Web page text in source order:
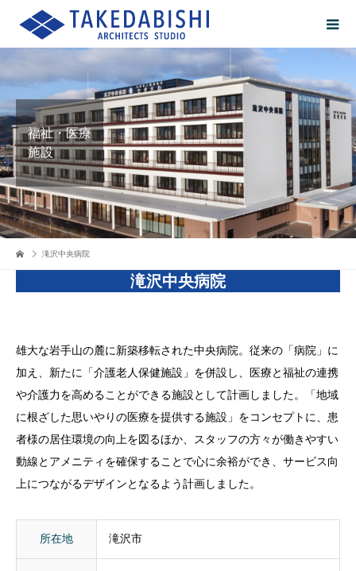
福祉・医療
施設
滝沢中央病院
滝沢中央病院
雄大な岩手山の麓に新築移転された中央病院。従来の「病院」に
加え、新たに「介護老人保健施設」を併設し、医療と福祉の連携
や介護力を高めることができる施設として計画しました。「地域
に根ざした思いやりの医療を提供する施設」をコンセプトに、患
者様の居住環境の向上を図るほか、スタッフの方々が働きやすい
動線とアメニティを確保することで心に余裕ができ、サービス向
上につながるデザインとなるよう計画しました。
所在地 滝沢市